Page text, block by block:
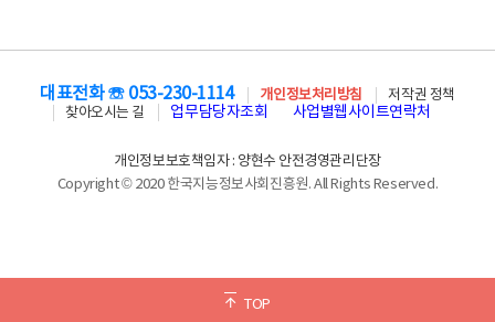
TOP
대표전화 ☏ 053-230-1114 개인정보처리방침
저작권 정책
찾아오시는 길
업무담당자조회 사업별웹사이트연락처
개인정보보호책임자 : 양현수 안전경영관리단장
Copyright © 2020 한국지능정보사회진흥원. All Rights Reserved.